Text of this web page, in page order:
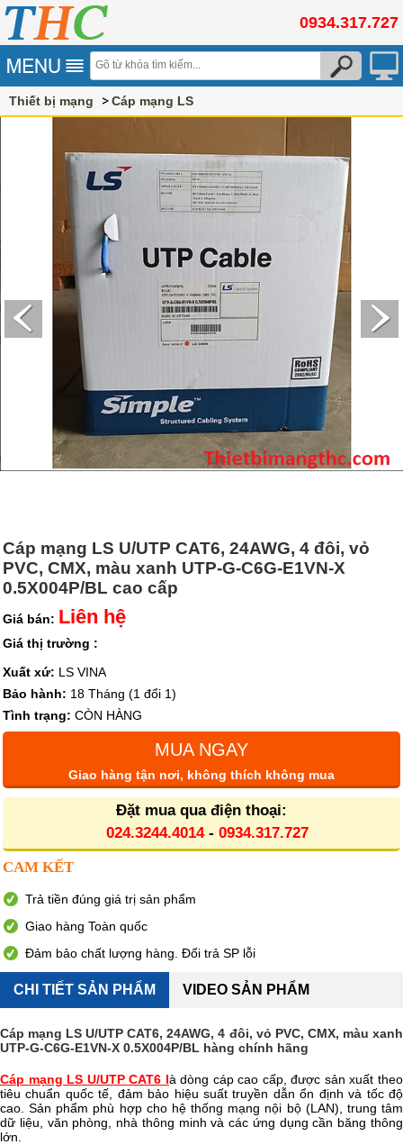
0934.317.727
Thiết bị mạng Cáp mạng LS
Cáp mạng LS U/UTP CAT6, 24AWG, 4 đôi, vỏ
PVC, CMX, màu xanh UTP-G-C6G-E1VN-X
0.5X004P/BL cao cấp
Giá bán: Liên hệ
Giá thị trường :
Xuất xứ: LS VINA
Bảo hành: 18 Tháng (1 đổi 1)
Tình trạng: CÒN HÀNG
MUA NGAY
Giao hàng tận nơi, không thích không mua
Đặt mua qua điện thoại:
024.3244.4014- 0934.317.727
CAM KẾT
Trả tiền đúng giá trị sản phẩm
Giao hàng Toàn quốc
Đảm bảo chất lượng hàng. Đổi trả SP lỗi
CHI TIẾT SẢN PHẨM VIDEO SẢN PHẨM
Cáp mạng LS U/UTP CAT6, 24AWG, 4 đôi, vỏ PVC, CMX, màu xanh
UTP-G-C6G-E1VN-X 0.5X004P/BL hàng chính hãng
Cáp mạng LS U/UTP CAT6 là dòng cáp cao cấp, được sản xuất theo
tiêu chuẩn quốc tế, đảm bảo hiệu suất truyền dẫn ổn định và tốc độ
cao. Sản phẩm phù hợp cho hệ thống mạng nội bộ (LAN), trung tâm
dữ liệu, văn phòng, nhà thông minh và các ứng dụng cần băng thông
lớn.